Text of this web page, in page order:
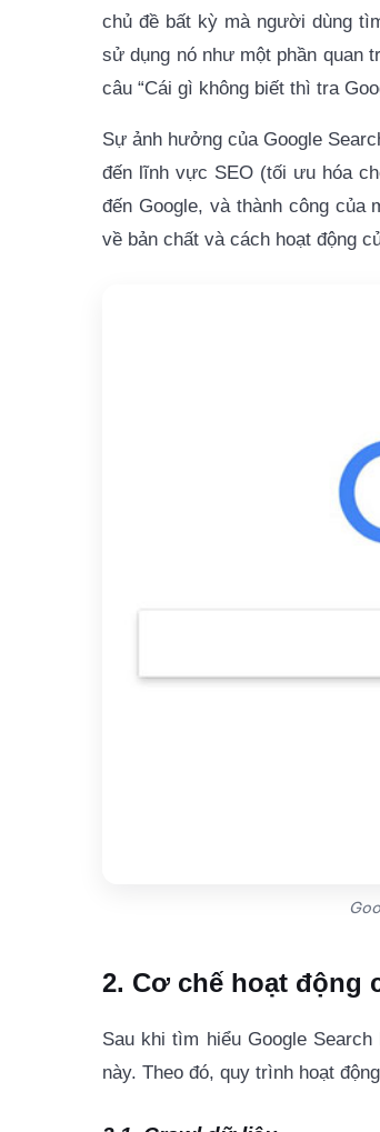
chủ đề bất kỳ mà người dùng
sử dụng nó nhưmột phần quan
câu “Cái gì không biết thì tra
Sự ảnh hưởng của Google
đến lĩnh vực SEO (tối ưu hóa
đến Google, và thành công của
về bản chất và cách hoạt động
2. Cơ chế hoạt động
Sau khi tìm hiểu Google
này. Theo đó, quy trình hoạt